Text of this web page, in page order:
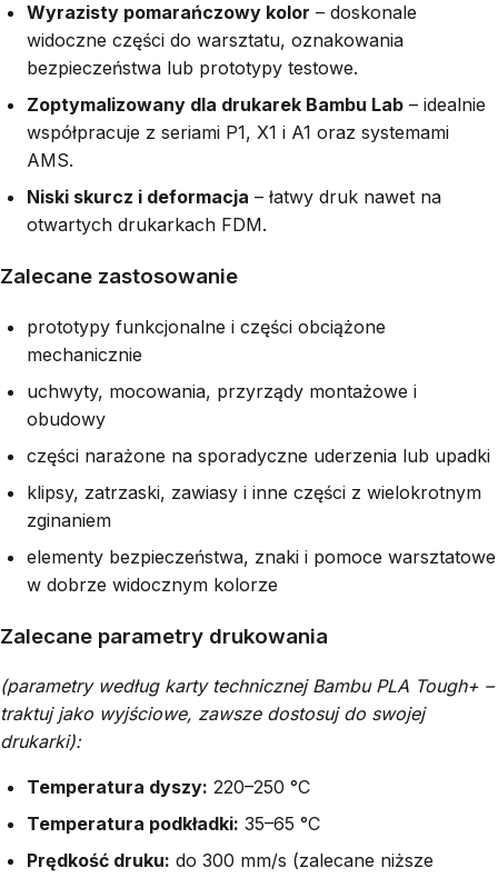
Wyrazisty pomarańczowy kolor – doskonale
widoczne części do warsztatu, oznakowania
bezpieczeństwa lub prototypy testowe.
Zoptymalizowany dla drukarek Bambu Lab – idealnie
współpracuje z seriami P1, X1 i A1 oraz systemami
AMS.
Niski skurcz i deformacja – łatwy druk nawet na
otwartych drukarkach FDM.
Zalecane zastosowanie
prototypy funkcjonalne i części obciążone
mechanicznie
uchwyty, mocowania, przyrządy montażowe i
obudowy
części narażone na sporadyczne uderzenia lub upadki
klipsy, zatrzaski, zawiasy i inne części z wielokrotnym
zginaniem
elementy bezpieczeństwa, znaki i pomoce warsztatowe
w dobrze widocznym kolorze
Zalecane parametry drukowania
(parametry według karty technicznej Bambu PLA Tough+ –
traktuj jako wyjściowe, zawsze dostosuj do swojej
drukarki):
Temperatura dyszy: 220–250 °C
Temperatura podkładki: 35–65 °C
Prędkość druku: do 300 mm/s (zalecane niższe